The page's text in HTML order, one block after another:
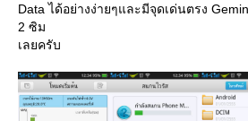
Data ได้อย่างง่ายๆและมีจุดเด่นตรง
2 ซิม
เลยครับ